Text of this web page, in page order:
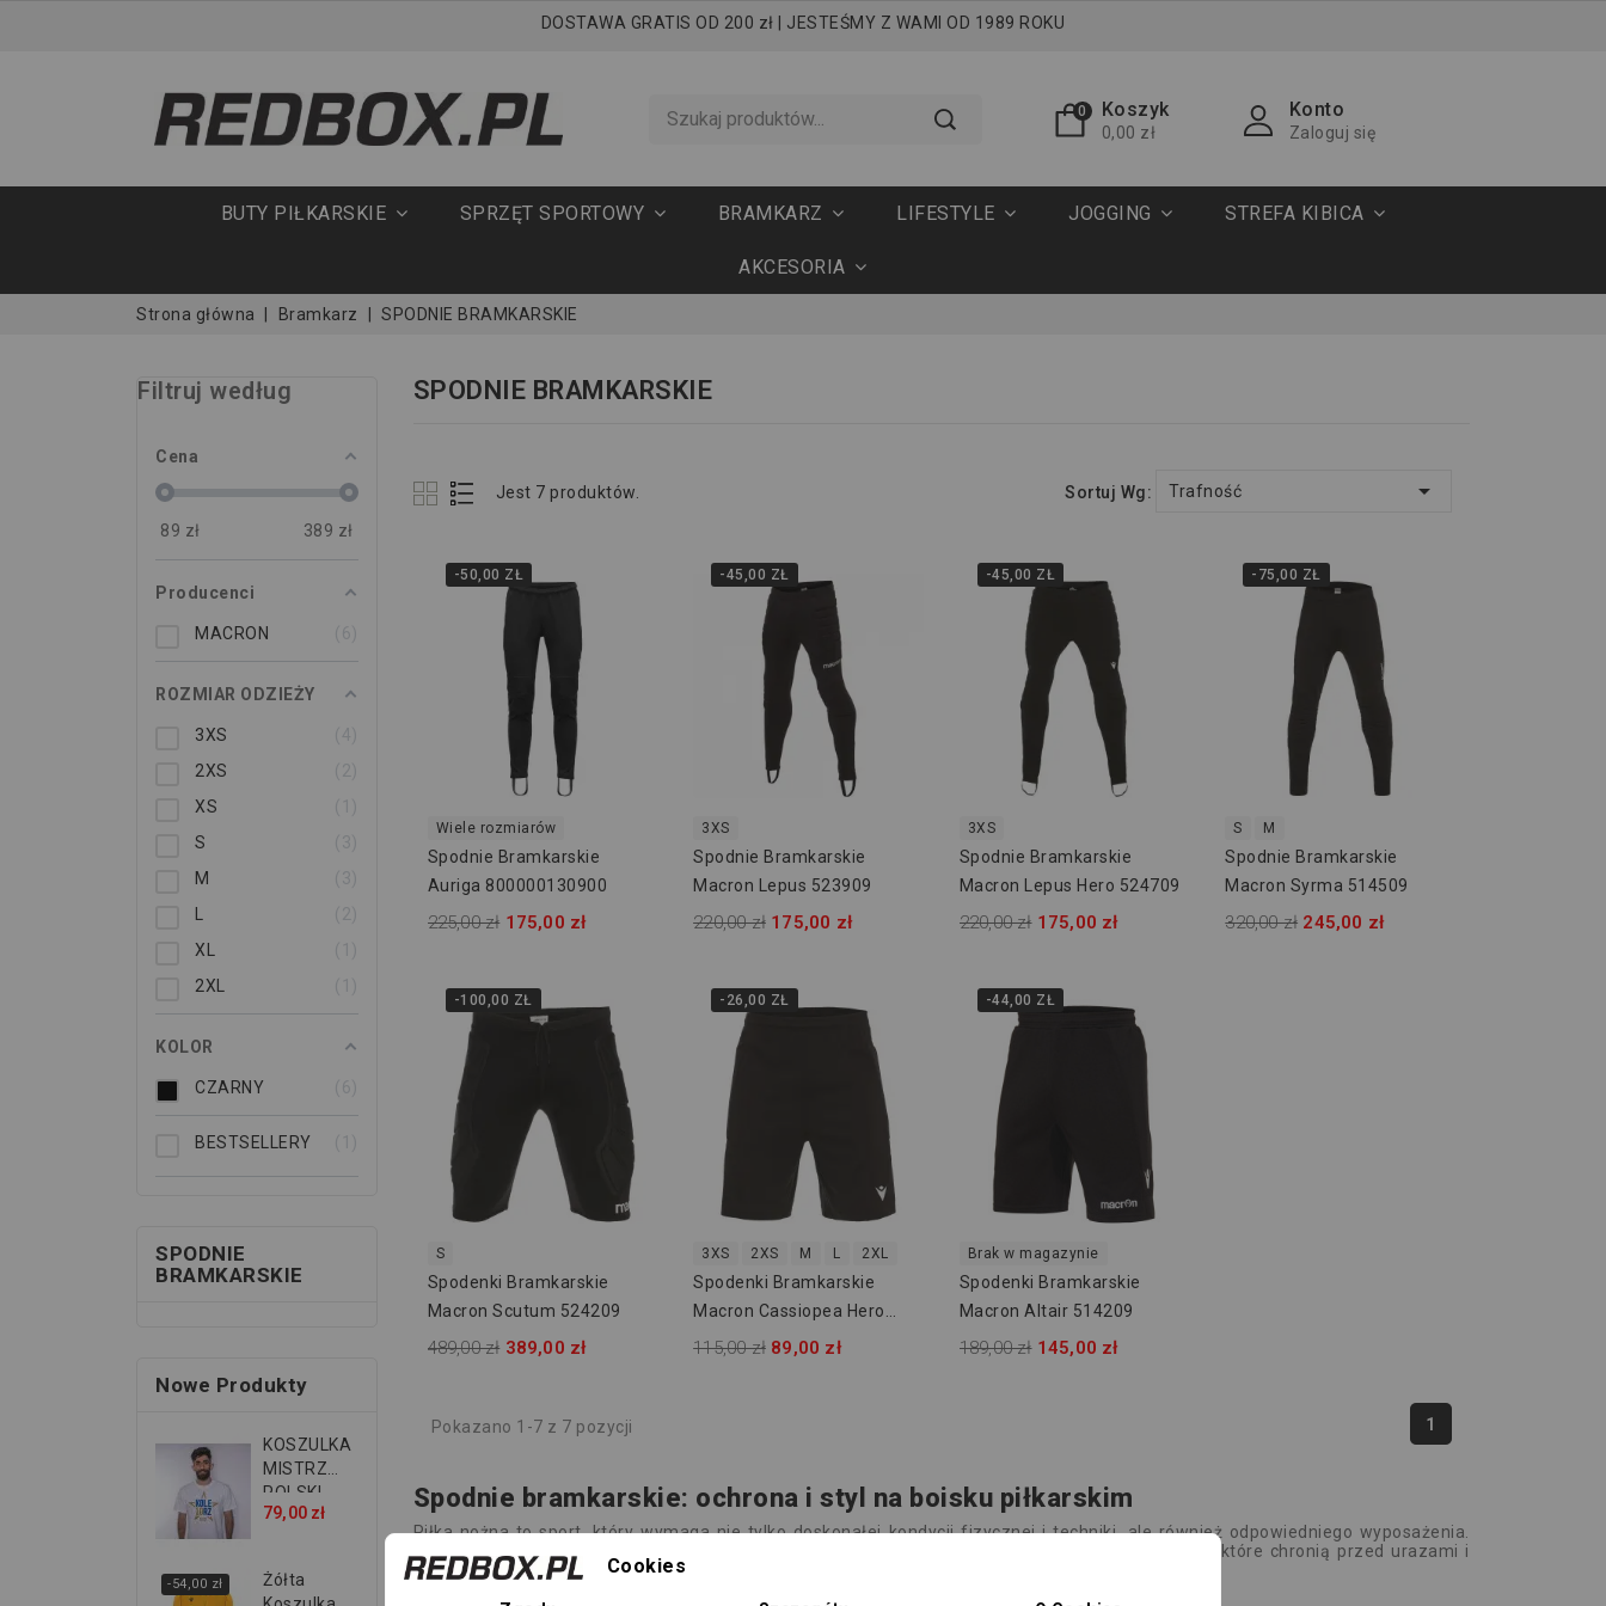
DOSTAWA GRATIS OD 200 zł | JESTEŚMY Z WAMI OD 1989 ROKU
0 Koszyk
0,00 zł
Konto
Zaloguj się
BUTY PIŁKARSKIE SPRZĘT SPORTOWY BRAMKARZ LIFESTYLE JOGGING STREFA KIBICA
AKCESORIA
Strona główna Bramkarz SPODNIE BRAMKARSKIE
Filtruj według
Cena
89 zł 389 zł
Producenci
MACRON 6
ROZMIAR ODZIEŻY
3XS
4
2XS
2
XS
S
3
M
3
2
XL
2XL
KOLOR
CZARNY 6
BESTSELLERY
SPODNIE
BRAMKARSKIE
Nowe Produkty
KOSZULKA
MISTRZ
POLSKI
2026...
79,00 zł
-54,00 zł
Żółta
SPODNIE BRAMKARSKIE
Jest 7 produktów. Sortuj Wg: Trafność 
-50,00 ZŁ
Wiele rozmiarów
Spodnie Bramkarskie
Auriga 800000130900
225,00 zł 175,00 zł
-45,00 ZŁ
3XS
Spodnie Bramkarskie
Macron Lepus 523909
220,00 zł 175,00 zł
-45,00 ZŁ
3XS
Spodnie Bramkarskie
Macron Lepus Hero 524709
220,00 zł 175,00 zł
-75,00 ZŁ
S M
Spodnie Bramkarskie
Macron Syrma 514509
320,00 zł 245,00 zł
-100,00 ZŁ
S
Spodenki Bramkarskie
Macron Scutum 524209
489,00 zł 389,00 zł
-26,00 ZŁ
3XS 2XS M L 2XL
Spodenki Bramkarskie
Macron Cassiopea Hero
513609
115,00 zł 89,00 zł
-44,00 ZŁ
Brak w magazynie
Spodenki Bramkarskie
Macron Altair 514209
189,00 zł 145,00 zł
Pokazano 1-7 z 7 pozycji 1
Spodnie bramkarskie: ochrona i styl na boisku piłkarskim
Piłka nożna to sport, który wymaga nie tylko doskonałej kondycji fizycznej i techniki, ale również odpowiedniego wyposażenia.
Wśród najważniejszych elementów stroju każdego bramkarza znajdują się spodnie bramkarskie, które chronią przed urazami i
zapewniają komfort podczas gry.
Cookies